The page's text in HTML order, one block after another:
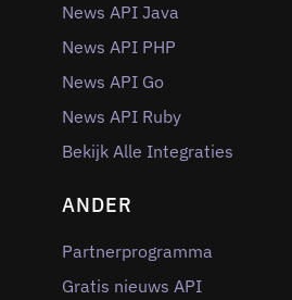
News API Java
News API PHP
News API Go
News API Ruby
Bekijk Alle Integraties
ANDER
Partnerprogramma
Gratis nieuws API